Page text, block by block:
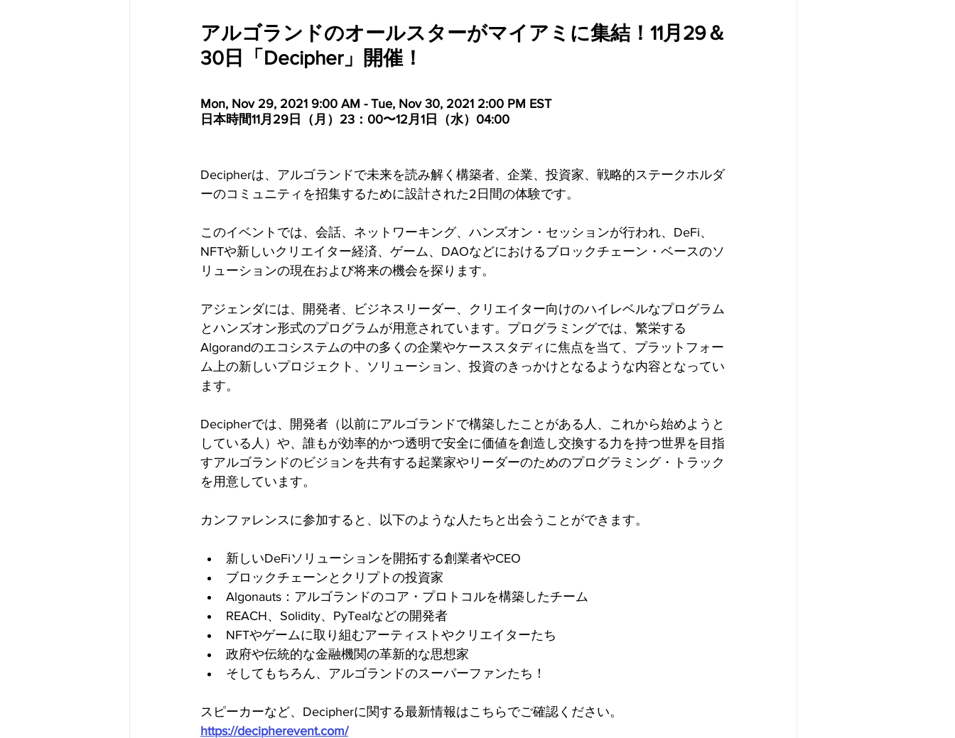
アルゴランドのオールスターがマイアミに集結！11月29＆
30日「Decipher」開催！
Mon, Nov 29, 2021 9:00 AM - Tue, Nov 30, 2021 2:00 PM EST
日本時間11月29日（月）23：00〜12月1日（水）04:00
Decipherは、アルゴランドで未来を読み解く構築者、企業、投資家、戦略的ステークホルダ
ーのコミュニティを招集するために設計された2日間の体験です。
このイベントでは、会話、ネットワーキング、ハンズオン・セッションが行われ、DeFi、
NFTや新しいクリエイター経済、ゲーム、DAOなどにおけるブロックチェーン・ベースのソ
リューションの現在および将来の機会を探ります。
アジェンダには、開発者、ビジネスリーダー、クリエイター向けのハイレベルなプログラム
とハンズオン形式のプログラムが用意されています。プログラミングでは、繁栄する
Algorandのエコシステムの中の多くの企業やケーススタディに焦点を当て、プラットフォー
ム上の新しいプロジェクト、ソリューション、投資のきっかけとなるような内容となってい
ます。
Decipherでは、開発者（以前にアルゴランドで構築したことがある人、これから始めようと
している人）や、誰もが効率的かつ透明で安全に価値を創造し交換する力を持つ世界を目指
すアルゴランドのビジョンを共有する起業家やリーダーのためのプログラミング・トラック
を用意しています。
カンファレンスに参加すると、以下のような人たちと出会うことができます。
新しいDeFiソリューションを開拓する創業者やCEO
ブロックチェーンとクリプトの投資家
Algonauts：アルゴランドのコア・プロトコルを構築したチーム
REACH、Solidity、PyTealなどの開発者
NFTやゲームに取り組むアーティストやクリエイターたち
政府や伝統的な金融機関の革新的な思想家
そしてもちろん、アルゴランドのスーパーファンたち！
スピーカーなど、Decipherに関する最新情報はこちらでご確認ください。
https://decipherevent.com/